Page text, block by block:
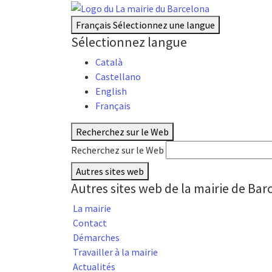
Français Sélectionnez une langue
Sélectionnez langue
Català
Castellano
English
Français
Recherchez sur le Web
Recherchez sur le Web
Autres sites web
Autres sites web de la mairie de
La mairie
Contact
Démarches
Travailler à la mairie
Actualités